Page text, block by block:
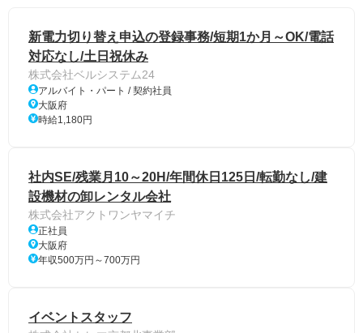
新電力切り替え申込の登録事務/短期1か月～OK/電話
対応なし/土日祝休み
株式会社ベルシステム24
アルバイト・パート / 契約社員
大阪府
時給1,180円
社内SE/残業月10～20H/年間休日125日/転勤なし/建
設機材の卸レンタル会社
株式会社アクトワンヤマイチ
正社員
大阪府
年収500万円～700万円
イベントスタッフ